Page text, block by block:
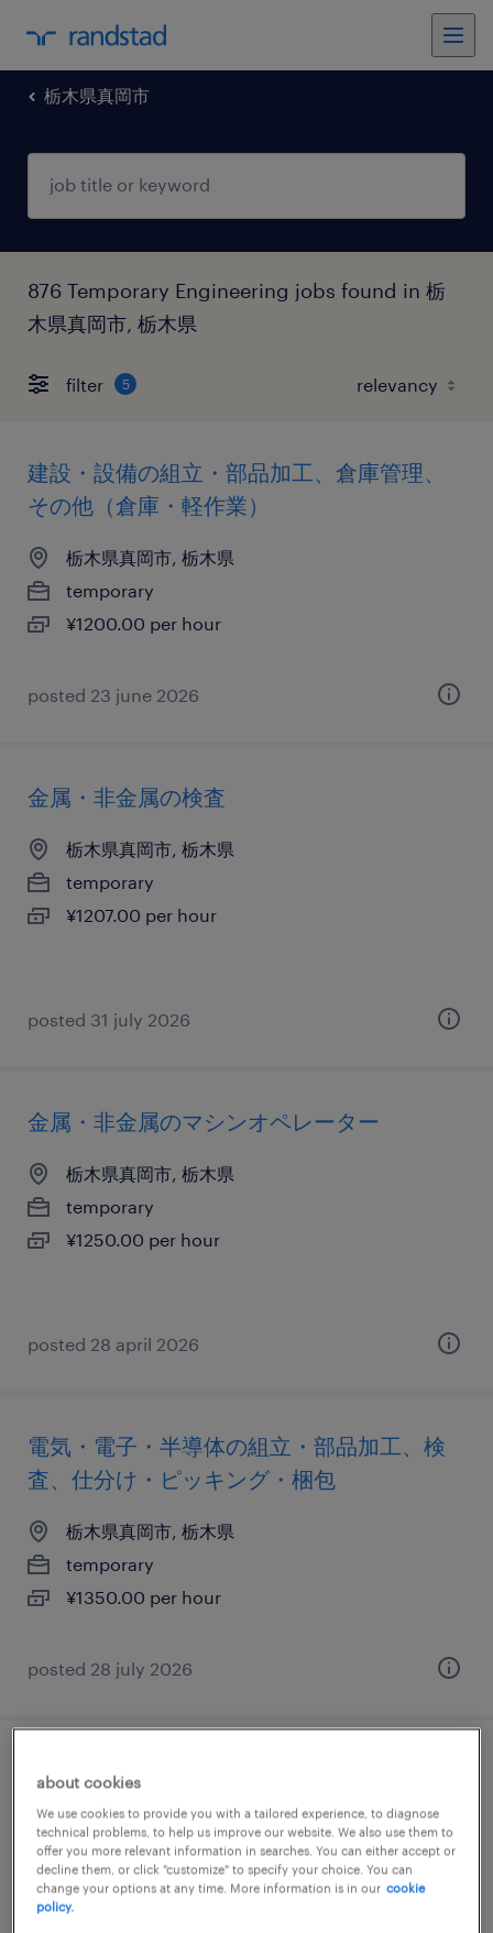
栃木県真岡市
876 Temporary Engineering jobs found in 栃
木県真岡市, 栃木県
filter 5
建設・設備の組立・部品加工、倉庫管理、
その他（倉庫・軽作業）
栃木県真岡市, 栃木県
temporary
¥1200.00 per hour
posted 23 june 2026
金属・非金属の検査
栃木県真岡市, 栃木県
temporary
¥1207.00 per hour
posted 31 july 2026
金属・非金属のマシンオペレーター
栃木県真岡市, 栃木県
temporary
¥1250.00 per hour
posted 28 april 2026
電気・電子・半導体の組立・部品加工、検
査、仕分け・ピッキング・梱包
栃木県真岡市, 栃木県
temporary
¥1350.00 per hour
posted 28 july 2026
医薬品・医療機器の検査、生産管理・品質
管理、その他（製造）
栃木県真岡市, 栃木県
temporary
¥1250.00 per hour
about cookies
We use cookies to provide you with a tailored experience, to diagnose
technical problems, to help us improve our website. We also use them to
offer you more relevant information in searches. You can either accept or
decline them, or click "customize" to specify your choice. You can
change your options at any time. More information is in our cookie
policy.